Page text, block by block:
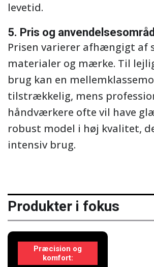
levetid.
5. Pris og
Prisen varierer afhængigt af
materialer og mærke. Til
brug kan en
tilstrækkelig, mens
håndværkere ofte vil have
robust model i høj kvalitet,
intensiv brug.
Produkter i fokus
Præcision og
komfort